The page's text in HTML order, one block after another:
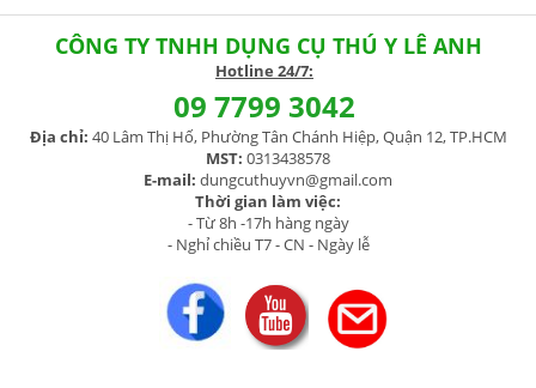
CÔNG TY TNHH DỤNG CỤ THÚ Y LÊ ANH
Hotline 24/7:
09 7799 3042
Địa chỉ: 40 Lâm Thị Hố, Phường Tân Chánh Hiệp, Quận 12, TP.HCM
MST: 0313438578
E-mail: dungcuthuyvn@gmail.com
Thời gian làm việc:
- Từ 8h -17h hàng ngày
- Nghỉ chiều T7 - CN - Ngày lễ